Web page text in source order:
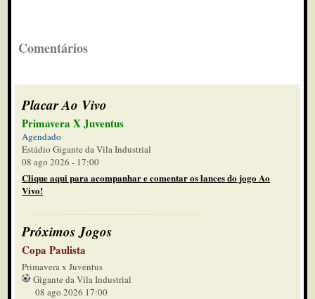
Comentários
Placar Ao Vivo
Primavera X Juventus
Agendado
Estádio Gigante da Vila Industrial
08 ago 2026 - 17:00
Clique aqui para acompanhar e comentar os lances do jogo Ao
Vivo!
Próximos Jogos
Copa Paulista
Primavera x Juventus
Gigante da Vila Industrial
08 ago 2026 17:00